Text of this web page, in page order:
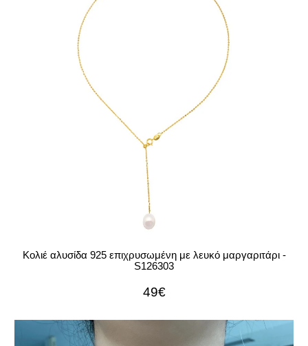
Κολιέ αλυσίδα 925 επιχρυσωμένη με λευκό μαργαριτάρι -
S126303
49€